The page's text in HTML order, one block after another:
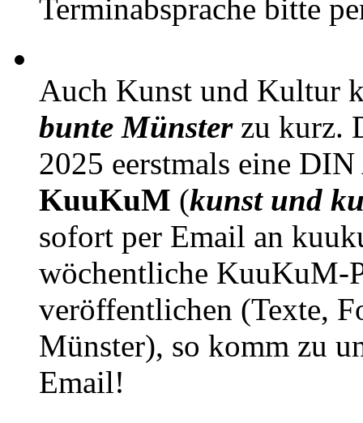
Terminabsprache bitte
Auch Kunst und Kultur
bunte Münsterzu kurz.
2025 eerstmals eine
KuuKuM (kunst und
sofort per Email an
wöchentliche KuuKuM-
veröffentlichen (Texte,
Münster), so komm zu
Email!